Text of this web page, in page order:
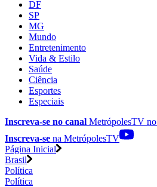
DF
SP
MG
Mundo
Entretenimento
Vida & Estilo
Saúde
Ciência
Esportes
Especiais
Inscreva-se no canal MetrópolesTV no
Inscreva-se na MetrópolesTV
Página Inicial
Brasil
Política
Política